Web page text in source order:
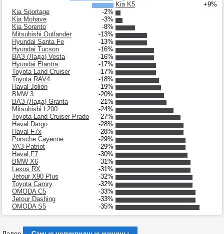
Kia K5
+9%
Kia Sportage
-2%
Kia Mohave
-3%
Kia Sorento
-8%
Mitsubishi Outlander
-13%
Hyundai Santa Fe
-13%
Hyundai Tucson
-16%
ВАЗ (Лада) Vesta
-16%
Hyundai Elantra
-17%
Toyota Land Cruiser
-17%
Toyota RAV4
-18%
Haval Jolion
-19%
BMW 3
-20%
ВАЗ (Лада) Granta
-21%
Mitsubishi L200
-24%
Toyota Land Cruiser Prado
-27%
Haval Dargo
-28%
Haval F7x
-28%
Porsche Cayenne
-29%
УАЗ Patriot
-29%
Haval F7
-30%
BMW X6
-31%
Lexus RX
-31%
Jetour X90 Plus
-32%
Toyota Camry
-32%
OMODA C5
-33%
Jetour Dashing
-33%
OMODA S5
-35%